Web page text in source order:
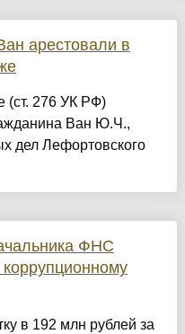
арестовали в
(ст. 276 УК РФ)
Ван Ю.Ч.,
дел Лефортовского
ФНС
в 192 млн рублей за